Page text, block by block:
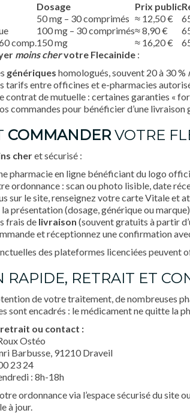
Dosage Prix public
50 mg – 30 comprimés ≈ 12,50 €
100 mg – 30 comprimés≈ 8,90 €
comp.150 mg ≈ 16,20 €
moins chervotre Flecainide :
génériques homologués, souvent 20 à 30 %
tarifs entre officines et e-pharmacies
contrat de mutuelle : certaines garanties «
commandes pour bénéficier d’une
COMMANDERVOTRE
cheret sécurisé :
pharmacie en ligne bénéficiant du logo
ordonnance : scan ou photo lisible, date
sur le site, renseignez votre carte Vitale et
présentation (dosage, générique ou
frais de livraison (souvent gratuits à partir
et réceptionnez une confirmation
des plateformes licenciées
RAPIDE, RETRAIT ET
de votre traitement, de nombreuses
sont encadrés : le médicament ne quitte la
ou contact :
Ostéo
Barbusse, 91210 Draveil
23 24
: 8h-18h
ordonnance via l’espace sécurisé du
à jour.